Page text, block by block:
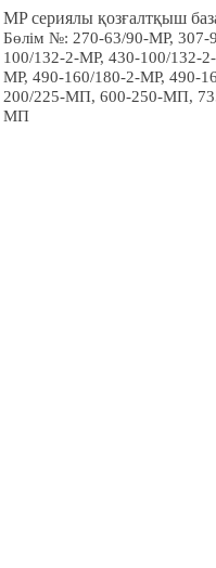
MP сериялы қозғалтқыш
Бөлім №: 270-63/90-MP, 307-
100/132-2-MP, 430-100/132-
MP, 490-160/180-2-MP, 490-
200/225-МП, 600-250-МП,
МП